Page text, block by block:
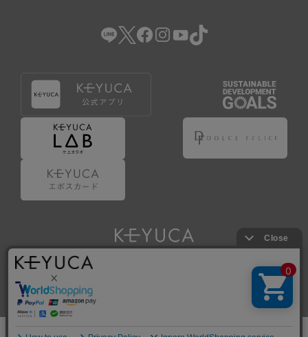
Copyright © KAWAJUN Co., Ltd. All Rights Reserved.